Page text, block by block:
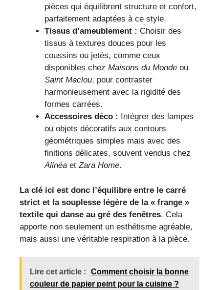
pièces qui équilibrent structure et confort,
parfaitement adaptées à ce style.
Tissus d’ameublement : Choisir des
tissus à textures douces pour les
coussins ou jetés, comme ceux
disponibles chez Maisons du Monde ou
Saint Maclou, pour contraster
harmonieusement avec la rigidité des
formes carrées.
Accessoires déco :
Intégrer des lampes
ou objets décoratifs aux contours
géométriques simples mais avec des
finitions délicates, souvent vendus chez
Alinéa etZara Home.
La clé ici est donc l’équilibre entre le carré
strict et la souplesse légère de la « frange »
textile qui danse au gré des fenêtres. Cela
apporte non seulement un esthétisme agréable,
mais aussi une véritable respiration à la pièce.
Lire cet article :
Comment choisir la bonne
couleur de papier peint pour la cuisine ?